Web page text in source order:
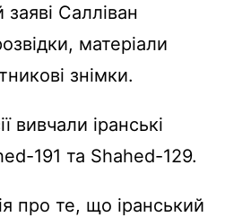
Салліван
матеріали
знімки.
вивчали іранські
191 та Shahed-129.
про те, що іранський